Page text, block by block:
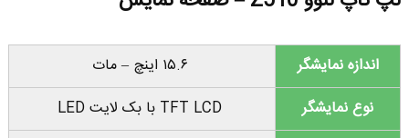
اندازه نمایشگر
نوع نمایشگر